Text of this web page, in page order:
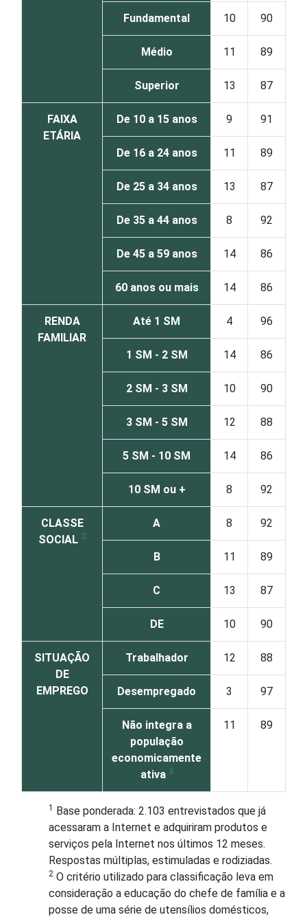
Fundamental 10 90
Médio 11 89
Superior 13 87
FAIXA
ETÁRIA
De 10 a 15 anos 9 91
De 16 a 24 anos 11 89
De 25 a 34 anos 13 87
De 35 a 44 anos 8 92
De 45 a 59 anos 14 86
60 anos ou mais 14 86
RENDA
FAMILIAR
Até 1 SM 4 96
1 SM - 2 SM 14 86
2 SM - 3 SM 10 90
3 SM - 5 SM 12 88
5 SM - 10 SM 14 86
10 SM ou + 8 92
CLASSE
SOCIAL 2
A 8 92
B 11 89
C 13 87
DE 10 90
SITUAÇÃO
DE
EMPREGO
Trabalhador 12 88
Desempregado 3 97
Não integra a
população
economicamente
ativa 3
11 89
1 Base ponderada: 2.103 entrevistados que já
acessaram a Internet e adquiriram produtos e
serviços pela Internet nos últimos 12 meses.
Respostas múltiplas, estimuladas e rodiziadas.
2 O critério utilizado para classificação leva em
consideração a educação do chefe de família e a
posse de uma série de utensílios domésticos,